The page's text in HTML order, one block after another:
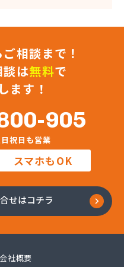
相談まで！
は無料で
ます！
905
祝日も営業
スマホもOK
せはコチラ
会社概要